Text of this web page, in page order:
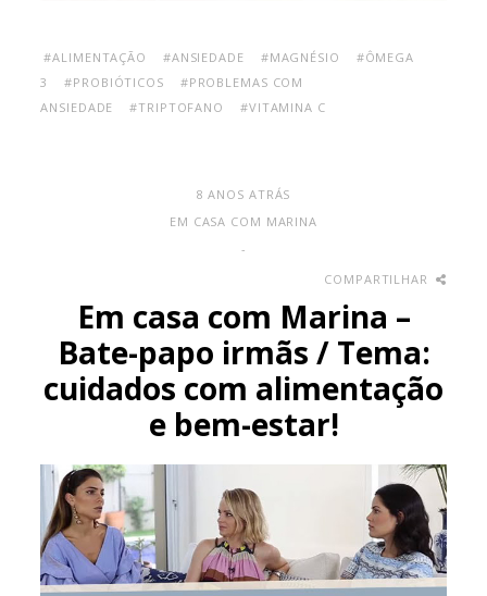
#ALIMENTAÇÃO #ANSIEDADE #MAGNÉSIO
#ÔMEGA
3
#PROBIÓTICOS
#PROBLEMAS COM
ANSIEDADE
#TRIPTOFANO #VITAMINA C
8 ANOS ATRÁS
EM CASA COM MARINA
-
COMPARTILHAR
Em casa com Marina –
Bate-papo irmãs / Tema:
cuidados com alimentação
e bem-estar!